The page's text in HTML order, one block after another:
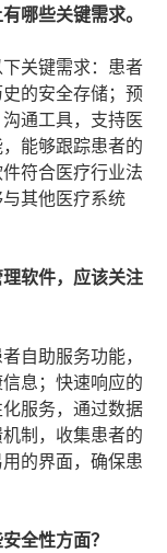
哪些关键需求。
关键需求：患者
的安全存储；预
通工具，支持医
能够跟踪患者的
符合医疗行业法
其他医疗系统
软件，应该关注
自助服务功能，
息；快速响应的
服务，通过数据
制，收集患者的
的界面，确保患
全性方面？